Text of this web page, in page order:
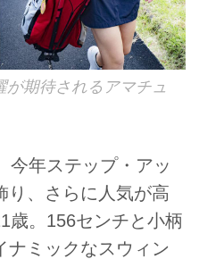
期待されるアマチュ
今年ステップ・アッ
り、さらに人気が高
歳。156センチと小柄
ナミックなスウィン